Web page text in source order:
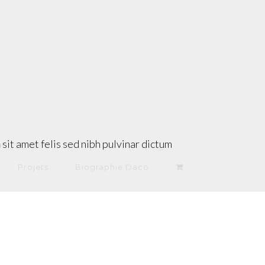
amet felis sed nibh pulvinar dictum